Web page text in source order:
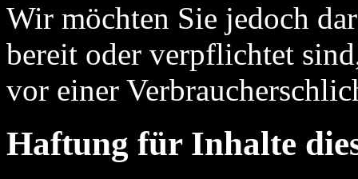
Wir möchten Sie jedoch
bereit oder verpflichtet
vor einer
Haftung für Inhalte